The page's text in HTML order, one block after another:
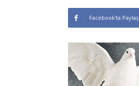
Facebook'ta Paylaş